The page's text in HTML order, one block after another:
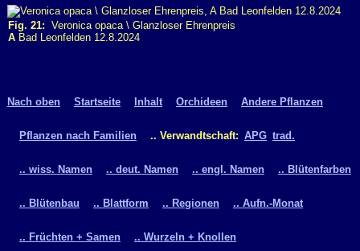
Fig. 21: Veronica opaca \ Glanzloser Ehrenpreis
A Bad Leonfelden 12.8.2024
Nach oben Startseite Inhalt Orchideen Andere Pflanzen
Pflanzen nach Familien .. Verwandtschaft: APG trad.
.. wiss. Namen .. deut. Namen .. engl. Namen .. Blütenfarben
.. Blütenbau .. Blattform .. Regionen .. Aufn.-Monat
.. Früchten + Samen .. Wurzeln + Knollen